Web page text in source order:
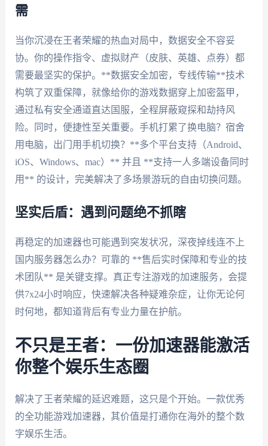
需
当你沉浸在王者荣耀的热血对局中，数据安全不容妥
协。你的操作指令、虚拟财产（皮肤、英雄、点券）都
需要最坚实的保护。**数据安全加密，专线传输**技术
构筑了双重保障，就像给你的游戏数据穿上加密盔甲，
通过私有安全通道直达国服，全程屏蔽窥探和劫持风
险。同时，便捷性至关重要。手机打累了换电脑？宿舍
用电脑，出门用手机切换？**多个平台支持（Android、
iOS、Windows、mac）** 并且 **支持一人多端设备同时
用** 的设计，完美解决了多场景游玩的自由切换问题。
坚实后盾：遇到问题绝不抓瞎
再稳定的加速器也可能遇到突发状况，深夜掉线连不上
国内服务器怎么办？可靠的 **售后实时保障和专业的技
术团队** 是关键支撑。真正专注游戏的加速服务，会提
供7x24小时响应，快速解决各种疑难杂症，让你无论何
时何地，都知道背后有专业力量在护航。
不只是王者：一份加速器能激活
你整个娱乐生态圈
解决了王者荣耀的延迟难题，这只是个开始。一款优秀
的全功能游戏加速器，其价值是打通你在海外的整个数
字娱乐生活。